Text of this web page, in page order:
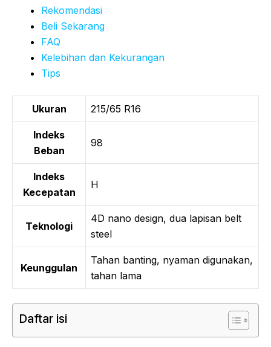
Rekomendasi
Beli Sekarang
FAQ
Kelebihan dan Kekurangan
Tips
Ukuran 215/65 R16
Indeks
Beban
98
Indeks
Kecepatan
H
Teknologi
4D nano design, dua lapisan belt
steel
Keunggulan
Tahan banting, nyaman digunakan,
tahan lama
Daftar isi